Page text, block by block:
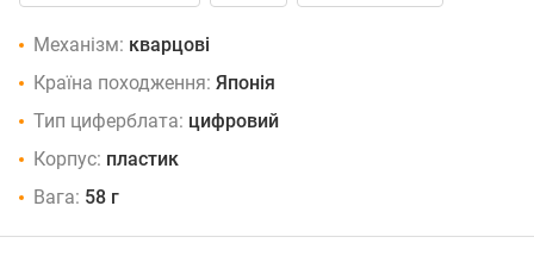
Механізм: кварцові
Країна походження: Японія
Тип циферблата: цифровий
Корпус: пластик
Вага: 58 г